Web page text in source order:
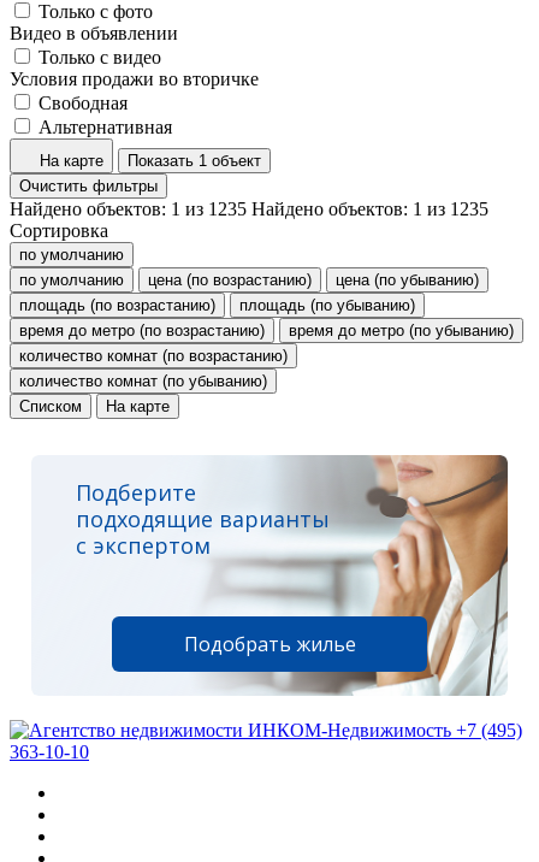
Только с фото
Видео в объявлении
Только с видео
Условия продажи во вторичке
Свободная
Альтернативная
На карте
Показать 1 объект
Очистить фильтры
Найдено объектов: 1 из 1235 Найдено объектов: 1 из 1235
Сортировка
по умолчанию
по умолчанию
цена (по возрастанию)
цена (по убыванию)
площадь (по возрастанию)
площадь (по убыванию)
время до метро (по возрастанию)
время до метро (по убыванию)
количество комнат (по возрастанию)
количество комнат (по убыванию)
Списком
На карте
Подберите
подходящие варианты
с экспертом
Подобрать жилье
+7 (495)
363-10-10